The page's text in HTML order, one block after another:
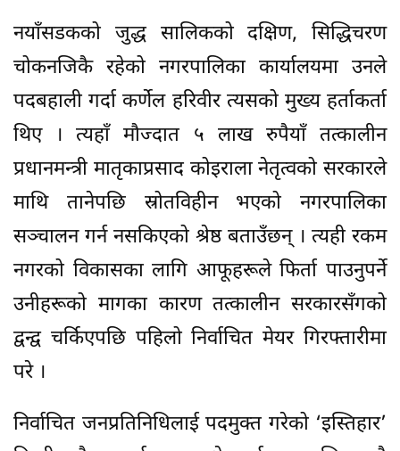
नयाँसडकको जुद्ध सालिकको दक्षिण, सिद्धिचरण
चोकनजिकै रहेको नगरपालिका कार्यालयमा उनले
पदबहाली गर्दा कर्णेल हरिवीर त्यसको मुख्य हर्ताकर्ता
थिए । त्यहाँ मौज्दात ५ लाख रुपैयाँ तत्कालीन
प्रधानमन्त्री मातृकाप्रसाद कोइराला नेतृत्वको सरकारले
माथि तानेपछि स्रोतविहीन भएको नगरपालिका
सञ्चालन गर्न नसकिएको श्रेष्ठ बताउँछन् । त्यही रकम
नगरको विकासका लागि आफूहरूले फिर्ता पाउनुपर्ने
उनीहरूको मागका कारण तत्कालीन सरकारसँगको
द्वन्द्व चर्किएपछि पहिलो निर्वाचित मेयर गिरफ्तारीमा
परे ।
निर्वाचित जनप्रतिनिधिलाई पदमुक्त गरेको ‘इस्तिहार’